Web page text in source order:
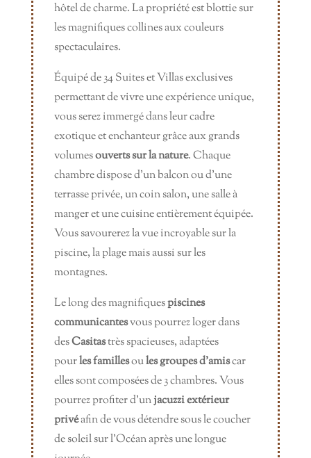
hôtel de charme. La propriété est blottie sur
les magnifiques collines aux couleurs
spectaculaires.
Équipé de 34 Suites et Villas exclusives
permettant de vivre une expérience unique,
vous serez immergé dans leur cadre
exotique et enchanteur grâce aux grands
volumesouverts sur la nature. Chaque
chambre dispose d’un balcon ou d’une
terrasse privée, un coin salon, une salle à
manger et une cuisine entièrement équipée.
Vous savourerez la vue incroyable sur la
piscine, la plage mais aussi sur les
montagnes.
Le long des magnifiquespiscines
communicantesvous pourrez loger dans
desCasitastrès spacieuses, adaptées
pourles famillesoules groupes d’amiscar
elles sont composées de 3 chambres. Vous
pourrez profiter d’unjacuzzi extérieur
privéafin de vous détendre sous le coucher
de soleil sur l’Océan après une longue